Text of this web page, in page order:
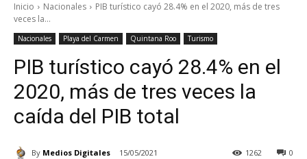
Inicio Nacionales
PIB turístico cayó 28.4% en el 2020, más de tres
veces la...
Nacionales Playa del Carmen Quintana Roo Turismo
PIB turístico cayó 28.4% en el
2020, más de tres veces la
caída del PIB total
By Medios Digitales 15/05/2021 0
1262